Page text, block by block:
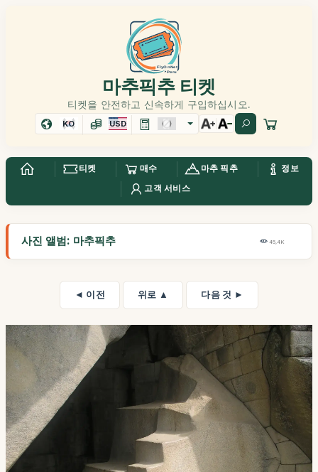
마추픽추 티켓
티켓을 안전하고 신속하게 구입하십시오.
KO USD
티켓 매수 마추 픽추
정보
고객 서비스
사진 앨범: 마추픽추 45,4K
◄ 이전 위로 ▲ 다음 것 ►